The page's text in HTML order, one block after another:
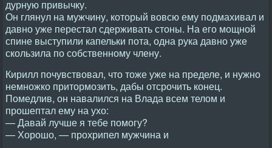
дурную привычку.
Он глянул на мужчину, который вовсю ему подмахивал и
давно уже перестал сдерживать стоны. На его мощной
спине выступили капельки пота, одна рука давно уже
скользила по собственному члену.
Кирилл почувствовал, что тоже уже на пределе, и нужно
немножко притормозить, дабы отсрочить конец.
Помедлив, он навалился на Влада всем телом и
прошептал ему на ухо:
— Давай лучше я тебе помогу?
— Хорошо, — прохрипел мужчина и